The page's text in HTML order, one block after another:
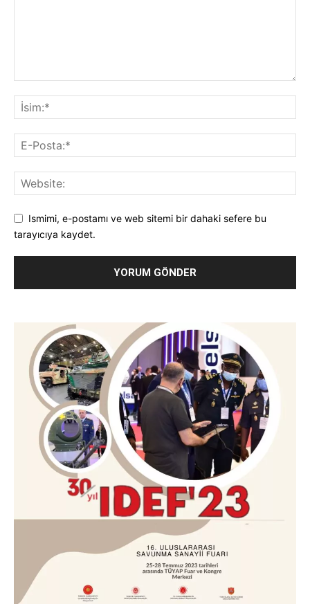
Ismimi, e-postamı ve web sitemi bir dahaki sefere bu
tarayıcıya kaydet.